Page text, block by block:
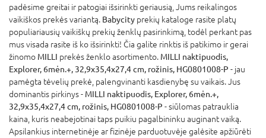
padėsime greitai ir patogiai išsirinkti geriausią, Jums reikalingos
vaikiškos prekės variantą. Babycity prekių kataloge rasite platų
populiariausių vaikiškų prekių ženklų pasirinkimą, todėl perkant pas
mus visada rasite iš ko išsirinkti! Čia galite rinktis iš patikimo ir gerai
žinomo MILLI prekės ženklo asortimento. MILLI naktipuodis,
Explorer, 6mėn.+, 32,9x35,4x27,4 cm, rožinis, HG0801008-P - jau
pamėgta tėvelių prekė, palengvinanti kasdienybę su vaikais. Jus
dominantis pirkinys - MILLI naktipuodis, Explorer, 6mėn.+,
32,9x35,4x27,4 cm, rožinis, HG0801008-P - siūlomas patrauklia
kaina, kuris neabejotinai taps puikiu pagalbininku auginant vaiką.
Apsilankius internetinėje ar fizinėje parduotuvėje galėsite apžiūrėti